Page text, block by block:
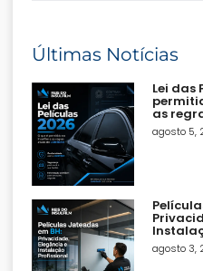
Últimas Notícias
Lei das
as
agosto 5,
agosto 3,